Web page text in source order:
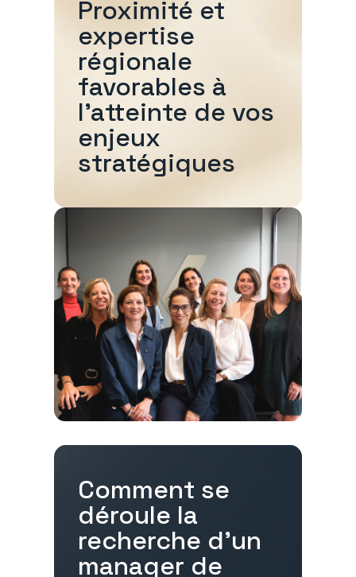
Comment se
déroule la
recherche d'un
manager de
Proximité et
expertise
régionale
favorables à
l'atteinte de vos
enjeux
stratégiques